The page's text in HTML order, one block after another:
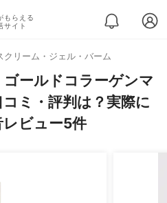
もらえる
サイト
クリーム・ジェル・バーム
ールドコラーゲンマ
ミ・評判は？実際に
ビュー5件